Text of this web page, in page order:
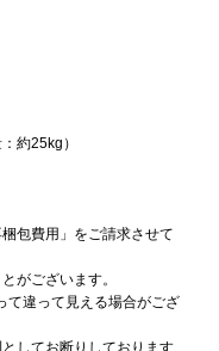
約25kg）
包費用」をご請求させて
がございます。
違って見える場合がござ
してお断りしております